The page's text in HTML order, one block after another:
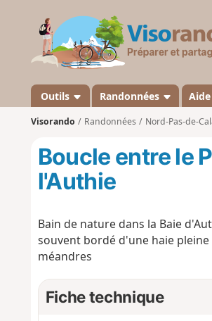
Outils Randonnées
Visorando Randonnées Nord-Pas-de-
Boucle entre le
l'Authie
Bain de nature dans la Baie
souvent bordé d'une haie
méandres
Fiche technique